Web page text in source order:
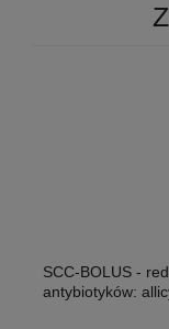
SCC-BOLUS -
antybiotyków: